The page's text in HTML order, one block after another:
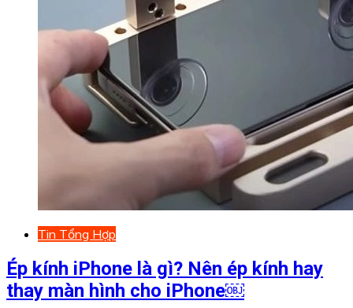
Tin Tổng Hợp
Ép kính iPhone là gì? Nên ép kính hay
thay màn hình cho iPhone￼